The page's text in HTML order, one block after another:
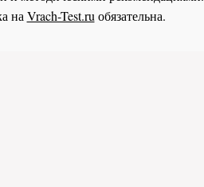
на Vrach-Test.ru обязательна.